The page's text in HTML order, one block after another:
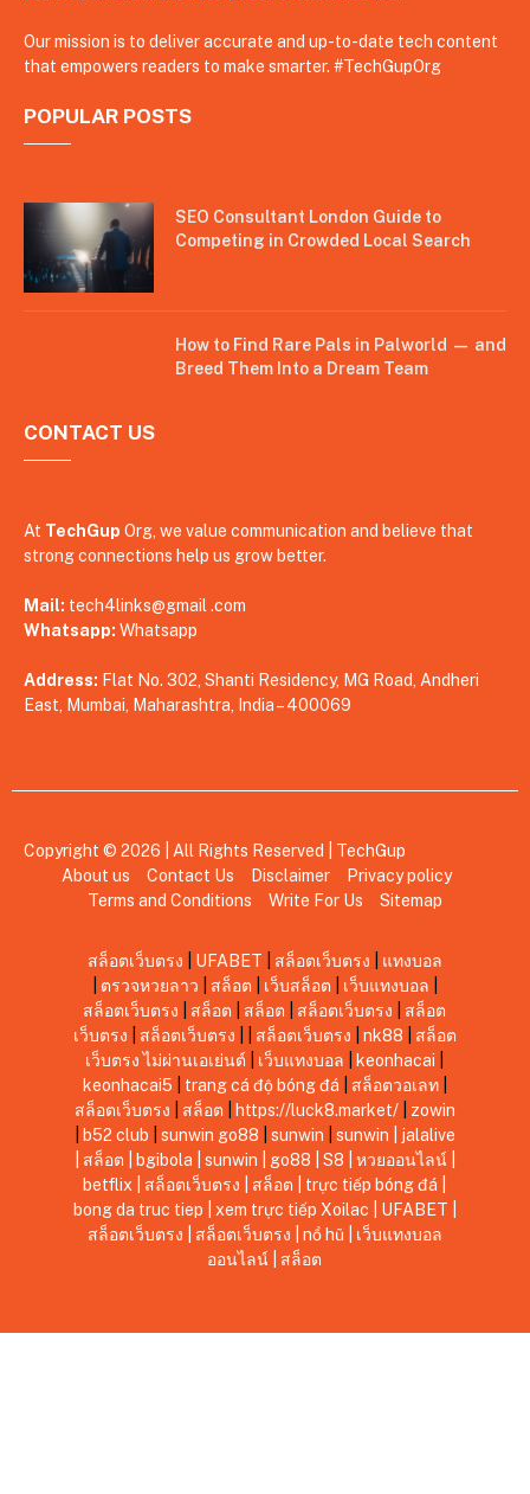
Our mission is to deliver accurate and up-to-date tech content
that empowers readers to make smarter. #TechGupOrg
POPULAR POSTS
SEO Consultant London Guide to
Competing in Crowded Local Search
How to Find Rare Pals in Palworld — and
Breed Them Into a Dream Team
CONTACT US
At TechGup Org, we value communication and believe that
strong connections help us grow better.
Mail: tech4links@gmail .com
Whatsapp: Whatsapp
Address: Flat No. 302, Shanti Residency, MG Road, Andheri
East, Mumbai, Maharashtra, India – 400069
Copyright © 2026 | All Rights Reserved | TechGup
About us
Contact Us Disclaimer
Privacy policy
Terms and Conditions
Write For Us Sitemap
สล็อตเว็บตรง UFABET สล็อตเว็บตรง
แทงบอล
ตรวจหวยลาว สล็อต เว็บสล็อต เว็บแทงบอล
สล็อตเว็บตรง
สล็อต สล็อต สล็อตเว็บตรง
สล็อต
เว็บตรง
สล็อตเว็บตรง สล็อตเว็บตรง nk88
สล็อต
เว็บตรง ไม่ผ่านเอเย่นต์
เว็บแทงบอล |keonhacai
keonhacai5
trang cá độ bóng đá สล็อตวอเลท|
สล็อตเว็บตรง
สล็อต https://luck8.market/| zowin
b52 club sunwin go88 sunwin sunwin
jalalive
สล็อต bgibola sunwin go88 S8 หวยออนไลน์|
betflix
สล็อตเว็บตรง สล็อต trực tiếp bóng đá
bong da truc tiep
xem trực tiếp Xoilac UFABET
สล็อตเว็บตรง
สล็อตเว็บตรง nổ hũ
เว็บแทงบอล
ออนไลน์
สล็อต